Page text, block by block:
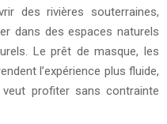
des rivières souterraines,
dans des espaces naturels
Le prêt de masque, les
l’expérience plus fluide,
profiter sans contrainte